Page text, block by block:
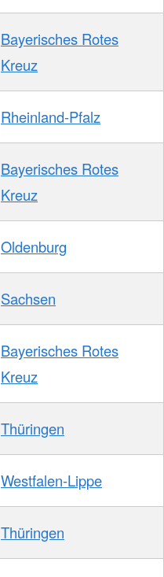
Bayerisches Rotes
Kreuz
Rheinland-Pfalz
Bayerisches Rotes
Kreuz
Oldenburg
Sachsen
Bayerisches Rotes
Kreuz
Thüringen
Westfalen-Lippe
Thüringen